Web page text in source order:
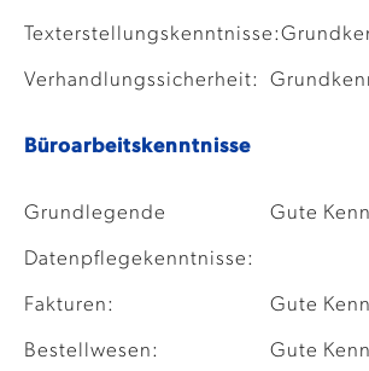
Texterstellungskenntnisse:
Verhandlungssicherheit:
Büroarbeitskenntnisse
Grundlegende
Datenpflegekenntnisse:
Gute
Fakturen: Gute
Bestellwesen: Gute